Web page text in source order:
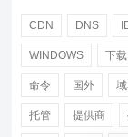
CDN DNS
WINDOWS 下载
命令 国外
托管 提供商